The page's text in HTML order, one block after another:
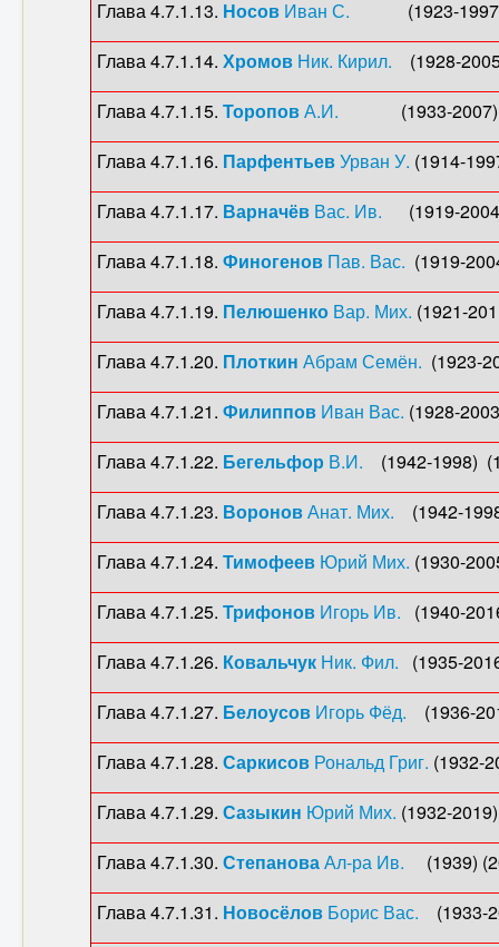
Глава 4.7.1.13. Носов Иван С. (1923-1997)
Глава 4.7.1.14. Хромов Ник. Кирил. (1928-
Глава 4.7.1.15. ТороповА.И. (1933-2007)
Глава 4.7.1.16. ПарфентьевУрван У. (1914-
Глава 4.7.1.17. Варначёв Вас. Ив. (1919-
Глава 4.7.1.18. Финогенов Пав. Вас. (1919-
Глава 4.7.1.19. Пелюшенко Вар. Мих. (1921-
Глава 4.7.1.20. Плоткин Абрам Семён. (1923-
Глава 4.7.1.21. Филиппов Иван Вас. (1928-
Глава 4.7.1.22. Бегельфор В.И. (1942-1998)
Глава 4.7.1.23. ВороновАнат. Мих. (1942-
Глава 4.7.1.24. Тимофеев Юрий Мих. (1930-
Глава 4.7.1.25. Трифонов Игорь Ив. (1940-
Глава 4.7.1.26. Ковальчук Ник. Фил. (1935-
Глава 4.7.1.27. Белоусов Игорь Фёд. (1936-
Глава 4.7.1.28. Саркисов Рональд Григ. (1932-
Глава 4.7.1.29. Сазыкин Юрий Мих. (1932-
Глава 4.7.1.30. СтепановаАл-ра Ив. (1939)
Глава 4.7.1.31. Новосёлов Борис Вас. (1933-